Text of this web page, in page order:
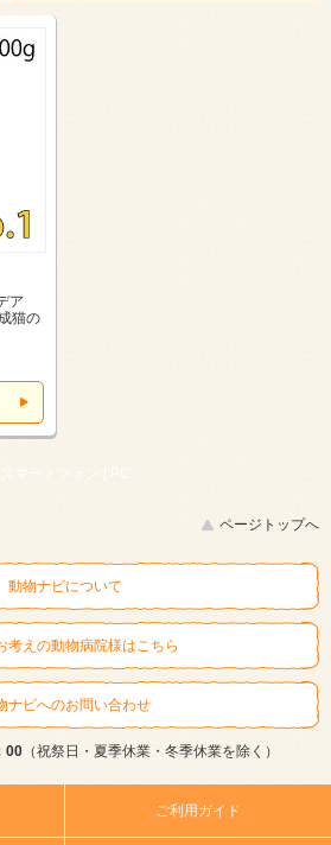
ア
猫の
スマートフォン |
ページトップへ
動物ナビについて
考えの動物病院様はこちら
ナビへのお問い合わせ
00（祝祭日・夏季休業・冬季休業を除く）
ご利用ガイド